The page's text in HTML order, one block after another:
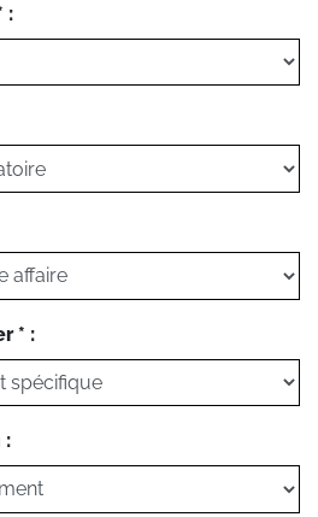
:
* :
: